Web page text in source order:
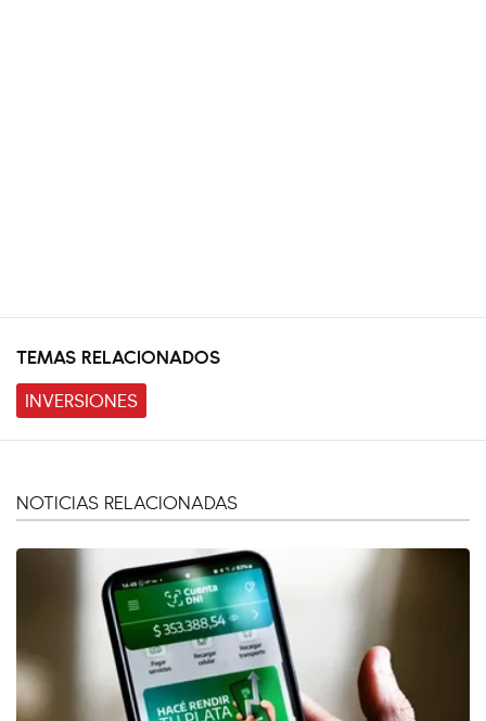
TEMAS RELACIONADOS
INVERSIONES
NOTICIAS RELACIONADAS